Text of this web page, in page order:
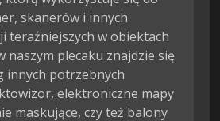
skanerów i innych
teraźniejszych w obiektach
naszym plecaku znajdzie się
innych potrzebnych
elektroniczne mapy
maskujące, czy też balony